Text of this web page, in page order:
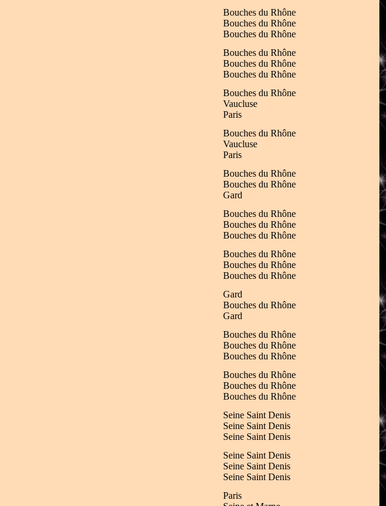
Bouches du Rhône
Bouches du Rhône
Bouches du Rhône
Bouches du Rhône
Bouches du Rhône
Bouches du Rhône
Bouches du Rhône
Vaucluse
Paris
Bouches du Rhône
Vaucluse
Paris
Bouches du Rhône
Bouches du Rhône
Gard
Bouches du Rhône
Bouches du Rhône
Bouches du Rhône
Bouches du Rhône
Bouches du Rhône
Bouches du Rhône
Gard
Bouches du Rhône
Gard
Bouches du Rhône
Bouches du Rhône
Bouches du Rhône
Bouches du Rhône
Bouches du Rhône
Bouches du Rhône
Seine Saint Denis
Seine Saint Denis
Seine Saint Denis
Seine Saint Denis
Seine Saint Denis
Seine Saint Denis
Paris